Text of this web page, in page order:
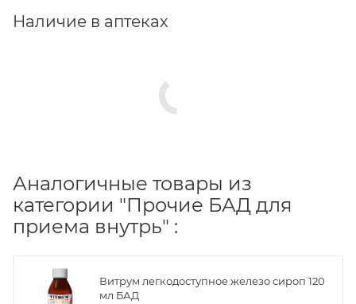
Наличие в аптеках
Аналогичные товары из
категории "Прочие БАД для
приема внутрь" :
Витрум легкодоступное железо сироп 120
мл БАД